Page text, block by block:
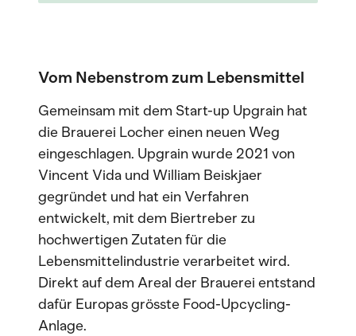
Vom Nebenstrom zum Lebensmittel
Gemeinsam mit dem Start-up Upgrain hat
die Brauerei Locher einen neuen Weg
eingeschlagen. Upgrain wurde 2021 von
Vincent Vida und William Beiskjaer
gegründet und hat ein Verfahren
entwickelt, mit dem Biertreber zu
hochwertigen Zutaten für die
Lebensmittelindustrie verarbeitet wird.
Direkt auf dem Areal der Brauerei entstand
dafür Europas grösste Food-Upcycling-
Anlage.